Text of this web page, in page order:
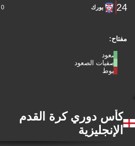
مفتاح:
صعود
تصفيات الصعود
هبوط
24 يورك 0
كأس دوري كرة القدم
الإنجليزية